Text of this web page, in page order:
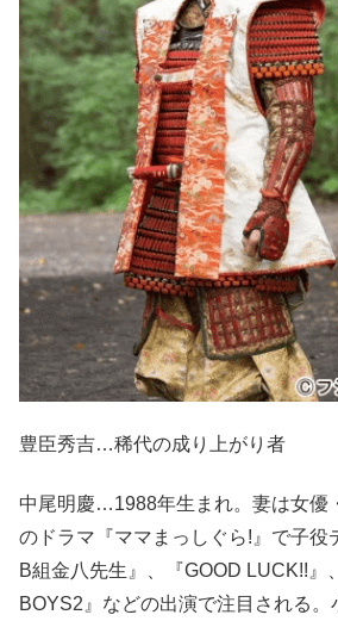
豊臣秀吉…稀代の成り上がり者
中尾明慶…1988年生まれ。妻は女優
のドラマ『ママまっしぐら!』で子役
B組金八先生』、『GOOD LUCK!!』
BOYS2』などの出演で注目される。